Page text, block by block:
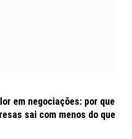
em negociações: por que
sai com menos do que